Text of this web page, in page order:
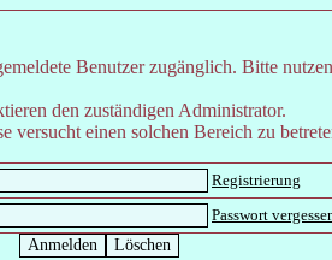
Benutzer zugänglich. Bitte
den zuständigen Administrator.
versucht einen solchen Bereich zu
Registrierung
Passwort